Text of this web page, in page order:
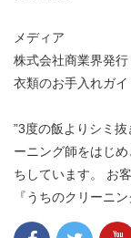
メディア
株式会社商業界発
衣類のお手入れガイ
”3度の飯よりシミ抜
ーニング師をはじ
ちしています。 お
『うちのクリーニ